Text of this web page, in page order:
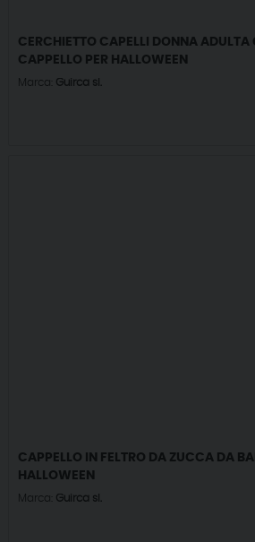
CERCHIETTO CAPELLI DONNA
CAPPELLO PER HALLOWEEN
Marca: Guirca sl.
CAPPELLO IN FELTRO DA ZUCCA DA
HALLOWEEN
Marca: Guirca sl.